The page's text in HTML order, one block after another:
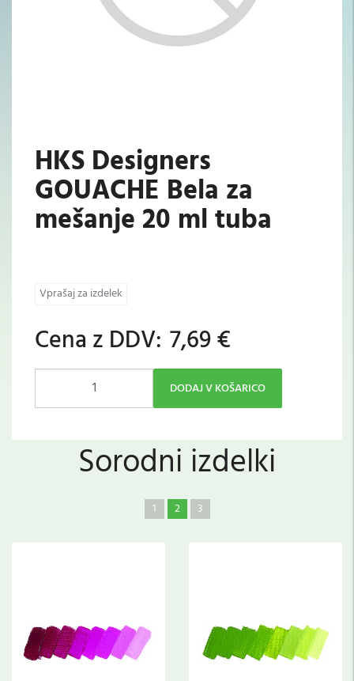
HKS Designers
GOUACHE Bela za
mešanje 20 ml tuba
Vprašaj za izdelek
Cena z DDV: 7,69 €
DODAJ V KOŠARICO
Sorodni izdelki
1 2 3